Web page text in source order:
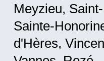
Meyzieu,
Sainte-
d'Hères,